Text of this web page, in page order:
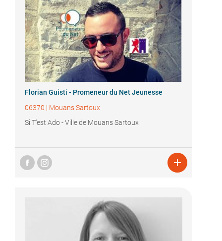
Florian Guisti - Promeneur du Net Jeunesse
06370 | Mouans Sartoux
Si T'est Ado - Ville de Mouans Sartoux
